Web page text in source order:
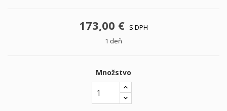
173,00 € S DPH
1 deň
Množstvo